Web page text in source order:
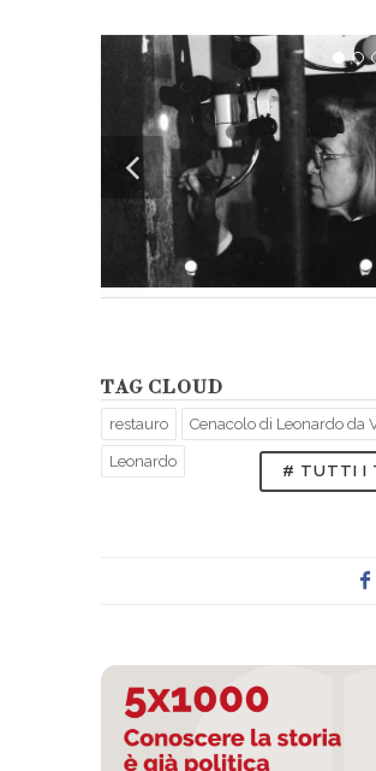
TAG CLOUD
restauro Cenacolo di Leonardo da
Leonardo
# TUTTI I